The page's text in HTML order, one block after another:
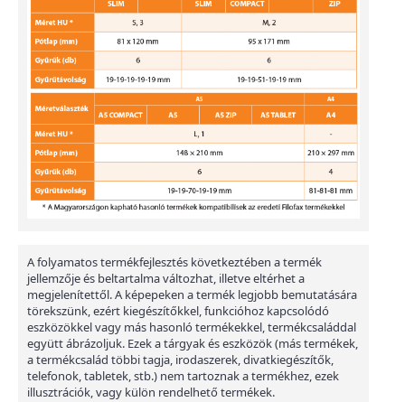
A folyamatos termékfejlesztés következtében a termék
jellemzője és beltartalma változhat, illetve eltérhet a
megjelenítettől. A képepeken a termék legjobb bemutatására
törekszünk, ezért kiegészítőkkel, funkcióhoz kapcsolódó
eszközökkel vagy más hasonló termékekkel, termékcsaláddal
együtt ábrázoljuk. Ezek a tárgyak és eszközök (más termékek,
a termékcsalád többi tagja, irodaszerek, divatkiegészítők,
telefonok, tabletek, stb.) nem tartoznak a termékhez, ezek
illusztrációk, vagy külön rendelhető termékek.